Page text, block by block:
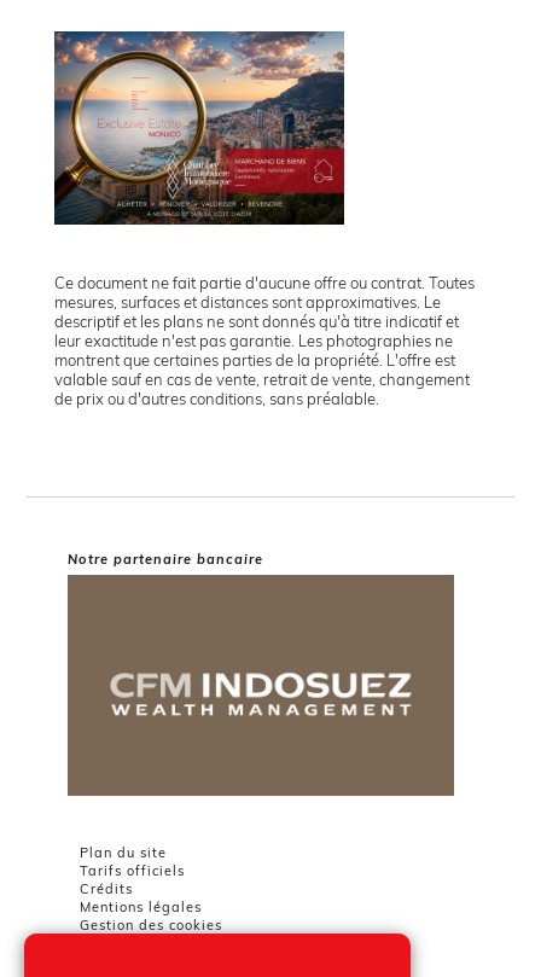
Ce document ne fait partie d'aucune offre ou contrat. Toutes
mesures, surfaces et distances sont approximatives. Le
descriptif et les plans ne sont donnés qu'à titre indicatif et
leur exactitude n'est pas garantie. Les photographies ne
montrent que certaines parties de la propriété. L'offre est
valable sauf en cas de vente, retrait de vente, changement
de prix ou d'autres conditions, sans préalable.
Notre partenaire bancaire
Plan du site
Tarifs officiels
Crédits
Mentions légales
Gestion des cookies